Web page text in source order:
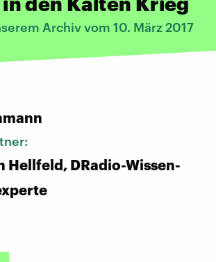
Archiv vom 10. März 2017
Hellfeld, DRadio-Wissen-